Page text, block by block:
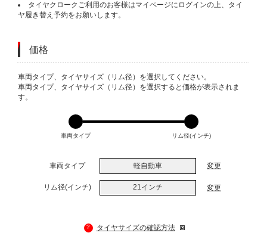
タイヤクロークご利用のお客様はマイページにログインの上、タイ
ヤ履き替え予約をお願いします。
価格
VARIATIONS
車両タイプ、タイヤサイズ（リム径）を選択してください。
車両タイプ、タイヤサイズ（リム径）を選択すると価格が表示されま
す。
車両タイプ リム径(インチ)
車両タイプ 軽自動車 変更
リム径(インチ) 21インチ 変更
? タイヤサイズの確認方法